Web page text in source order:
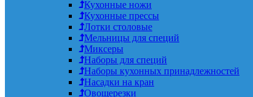
Кухонные ножи
Кухонные прессы
Лотки столовые
Мельницы для специй
Миксеры
Наборы для специй
Наборы кухонных принадлежностей
Насадки на кран
Овощерезки